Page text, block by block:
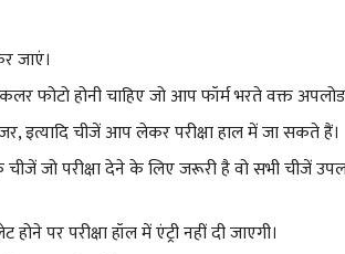
जाएं।
फोटो होनी चाहिए जो आप फॉर्म भरते वक्त
इत्यादि चीजें आप लेकर परीक्षा हाल में जा सकते हैं।
जो परीक्षा देने के लिए जरूरी है वो सभी चीजें
होने पर परीक्षा हॉल में एंट्री नहीं दी जाएगी।